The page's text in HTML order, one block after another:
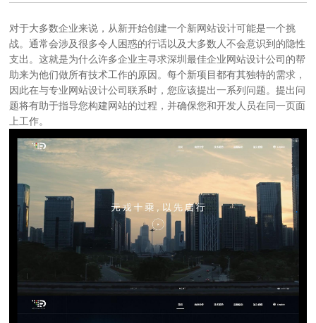
对于大多数企业来说，从新开始创建一个新网站设计可能是一个挑
战。通常会涉及很多令人困惑的行话以及大多数人不会意识到的隐性
支出。这就是为什么许多企业主寻求深圳最佳企业网站设计公司的帮
助来为他们做所有技术工作的原因。每个新项目都有其独特的需求，
因此在与专业网站设计公司联系时，您应该提出一系列问题。提出问
题将有助于指导您构建网站的过程，并确保您和开发人员在同一页面
上工作。